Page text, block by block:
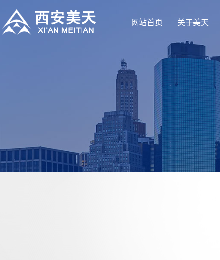
网站首页 关于美天